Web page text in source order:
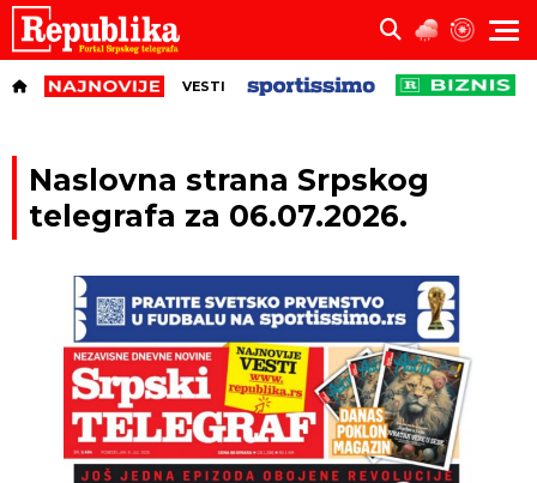
VESTI
Naslovna strana Srpskog
telegrafa za 06.07.2026.